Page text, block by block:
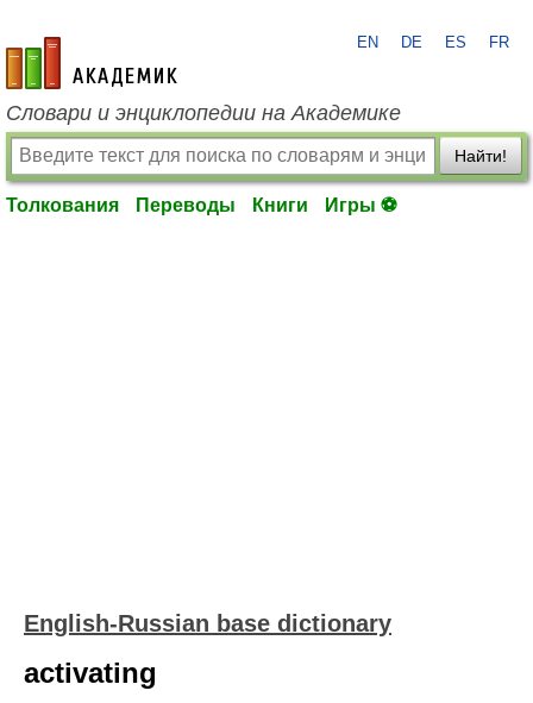
academic.ru
EN DE ES FR
Словари и энциклопедии на Академике
Найти!
Толкования Переводы Книги Игры ⚽
English-Russian base dictionary
activating